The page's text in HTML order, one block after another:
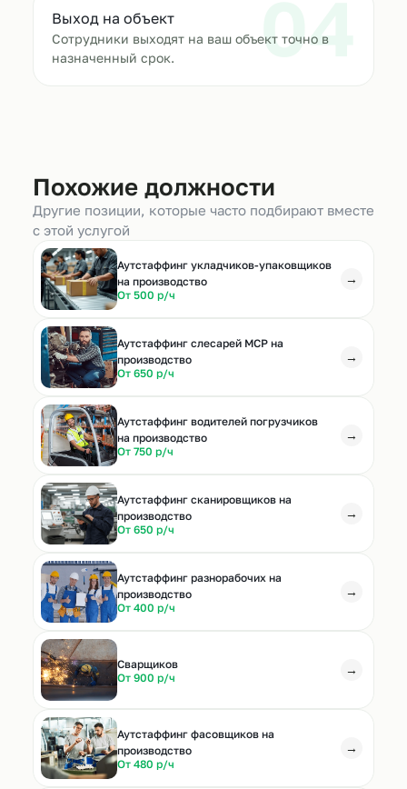
04
Выход на объект
Сотрудники выходят на ваш объект точно в
назначенный срок.
Похожие должности
Другие позиции, которые часто подбирают вместе
с этой услугой
Аутстаффинг укладчиков-упаковщиков
на производство
От 500 р/ч
→
Аутстаффинг слесарей МСР на
производство
От 650 р/ч
→
Аутстаффинг водителей погрузчиков
на производство
От 750 р/ч
→
Аутстаффинг сканировщиков на
производство
От 650 р/ч
→
Аутстаффинг разнорабочих на
производство
От 400 р/ч
→
Cварщиков
От 900 р/ч
→
Аутстаффинг фасовщиков на
производство
От 480 р/ч
→